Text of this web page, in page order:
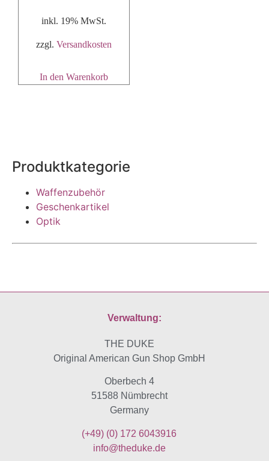
inkl. 19% MwSt.
zzgl.Versandkosten
In den Warenkorb
Produktkategorie
Waffenzubehör
Geschenkartikel
Optik
Verwaltung:
THE DUKE
Original American Gun Shop GmbH
Oberbech 4
51588 Nümbrecht
Germany
(+49) (0) 172 6043916
info@theduke.de